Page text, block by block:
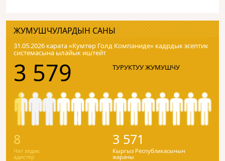
ЖУМУШЧУЛАРДЫН САНЫ
31.05.2026 карата «Кумтɵр Голд Компаниде» кадрдык эсептик
системасына ылайык иштейт
3 579 ТУРУКТУУ ЖУМУШЧУ
8
Чет элдик
адистер
3 571
Кыргыз Республикасынын
жараны